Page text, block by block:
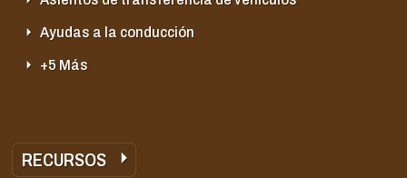
Ayudas a la conducción
+5 Más
RECURSOS